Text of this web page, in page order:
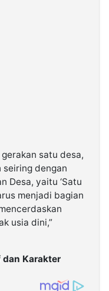
satu desa,
seiring dengan
Desa, yaitu ‘Satu
menjadi bagian
usia dini,”
Karakter